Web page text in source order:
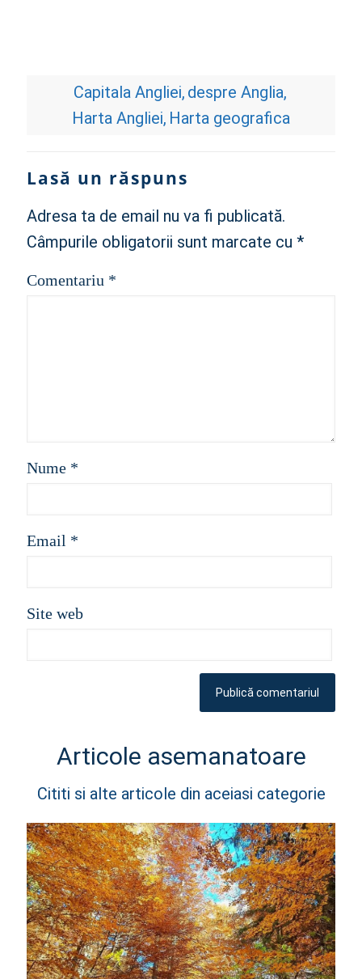
Capitala Angliei despre Anglia
Harta Angliei Harta geografica
Lasă un răspuns
Adresa ta de email nu va fi publicată.
Câmpurile obligatorii sunt marcate cu *
Comentariu *
Nume *
Email *
Site web
Articole asemanatoare
Cititi si alte articole din aceiasi categorie